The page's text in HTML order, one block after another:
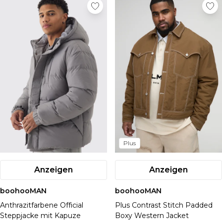
Anzeigen
boohooMAN
Anthrazitfarbene Official
Steppjacke mit Kapuze
Plus
Anzeigen
boohooMAN
Plus Contrast Stitch Padded
Boxy Western Jacket